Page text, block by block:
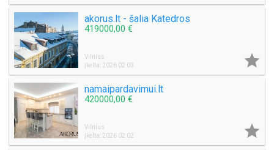
akorus.lt - šalia Katedros
419000,00 €
Vilnius
Įkelta: 2026 02 03

namaipardavimui.lt
420000,00 €
Vilnius
Įkelta: 2026 02 02
